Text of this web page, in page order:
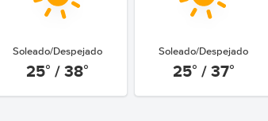
Soleado/Despejado
25° / 38°
Soleado/Despejado
25° / 37°